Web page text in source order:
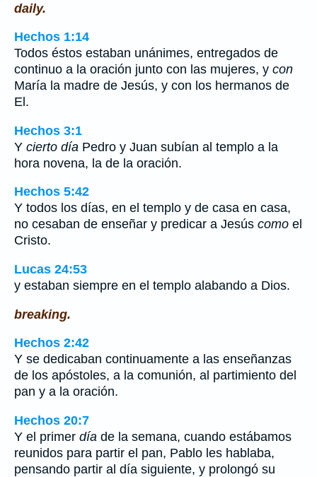
daily.
Hechos 1:14
Todos éstos estaban unánimes, entregados de
continuo a la oración junto con las mujeres, y con
María la madre de Jesús, y con los hermanos de
El.
Hechos 3:1
Y cierto día Pedro y Juan subían al templo a la
hora novena, la de la oración.
Hechos 5:42
Y todos los días, en el templo y de casa en casa,
no cesaban de enseñar y predicar a Jesús como el
Cristo.
Lucas 24:53
y estaban siempre en el templo alabando a Dios.
breaking.
Hechos 2:42
Y se dedicaban continuamente a las enseñanzas
de los apóstoles, a la comunión, al partimiento del
pan y a la oración.
Hechos 20:7
Y el primer día de la semana, cuando estábamos
reunidos para partir el pan, Pablo les hablaba,
pensando partir al día siguiente, y prolongó su